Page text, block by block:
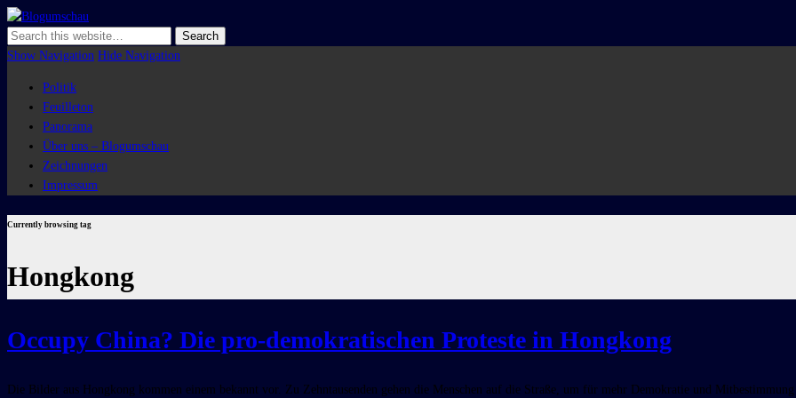
Show Navigation Hide Navigation
Politik
Feuilleton
Panorama
Über uns – Blogumschau
Zeichnungen
Impressum
Currently browsing tag
Hongkong
Occupy China? Die pro-demokratischen Proteste in Hongkong
Die Bilder aus Hongkong kommen einem bekannt vor. Zu Zehntausenden gehen die Menschen auf die Straße, um für mehr Demokratie und